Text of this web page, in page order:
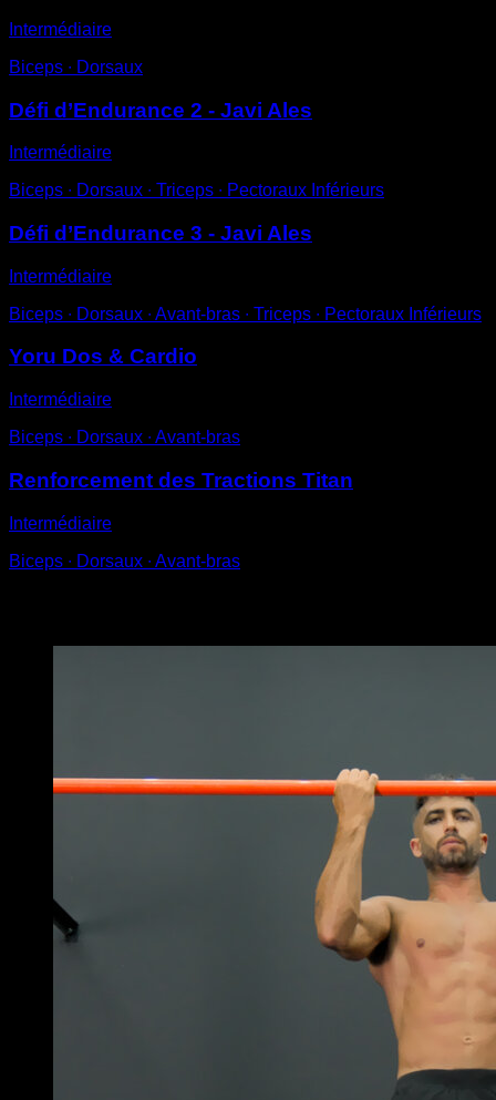
Intermédiaire
Biceps ∙ Dorsaux
Défi d’Endurance 2 - Javi Ales
Intermédiaire
Biceps ∙ Dorsaux ∙ Triceps ∙ Pectoraux Inférieurs
Défi d’Endurance 3 - Javi Ales
Intermédiaire
Biceps ∙ Dorsaux ∙ Avant-bras ∙ Triceps ∙ Pectoraux Inférieurs
Yoru Dos & Cardio
Intermédiaire
Biceps ∙ Dorsaux ∙ Avant-bras
Renforcement des Tractions Titan
Intermédiaire
Biceps ∙ Dorsaux ∙ Avant-bras